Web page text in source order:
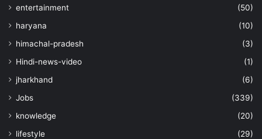
entertainment
(50)
haryana
(10)
himachal-pradesh
(3)
Hindi-news-video
(1)
jharkhand
(6)
Jobs
(339)
knowledge
(20)
lifestyle
(29)